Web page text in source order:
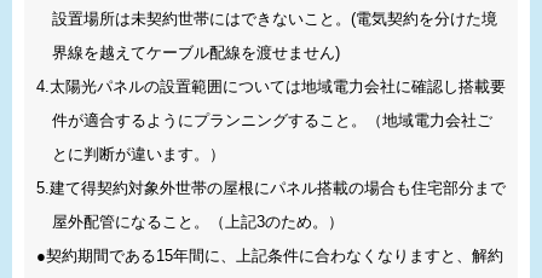
設置場所は未契約世帯にはできないこと。(電気契約を分けた境
界線を越えてケーブル配線を渡せません)
4.太陽光パネルの設置範囲については地域電力会社に確認し搭載要
件が適合するようにプランニングすること。（地域電力会社ご
とに判断が違います。）
5.建て得契約対象外世帯の屋根にパネル搭載の場合も住宅部分まで
屋外配管になること。（上記3のため。）
●契約期間である15年間に、上記条件に合わなくなりますと、解約